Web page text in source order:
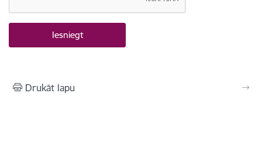
Drukāt lapu